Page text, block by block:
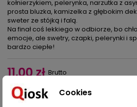
kołnierzykiem, pelerynka, narzutka z
prosta bluzka, kamizelka z głębokim
sweter ze stójką i falą.
Na finał coś lekkiego w odbiorze, bo
emocje, ale swetry, czapki, pelerynki i
bardzo ciepłe!
11,00 zł Brutto
Ilość 
Cookies